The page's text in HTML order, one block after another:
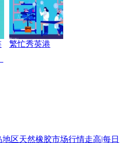
繁忙秀英港
区天然橡胶市场行情走高|每日